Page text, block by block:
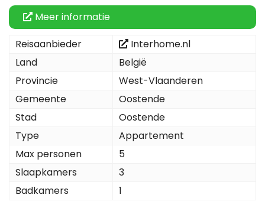
Meer informatie
Reisaanbieder
Interhome.nl
Land
België
Provincie
West-Vlaanderen
Gemeente
Oostende
Stad
Oostende
Type
Appartement
Max personen
5
Slaapkamers
3
Badkamers
1